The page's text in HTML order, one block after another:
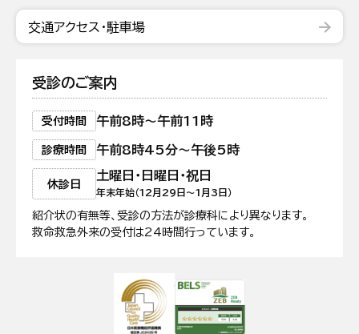
交通アクセス・駐車場
受診のご案内
受付時間 午前8時〜午前11時
診療時間 午前8時45分〜午後5時
休診日
土曜日・日曜日・祝日
年末年始（12月29日〜1月3日）
紹介状の有無等、受診の方法が診療科により異なります。
救命救急外来の受付は24時間行っています。
日本医療機能評価機構認定病院